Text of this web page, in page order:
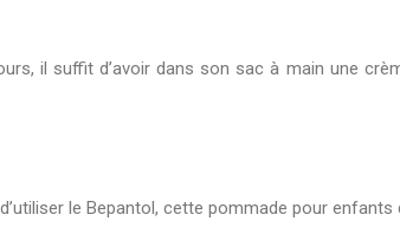
il suffit d’avoir dans son sac à main une
le Bepantol, cette pommade pour